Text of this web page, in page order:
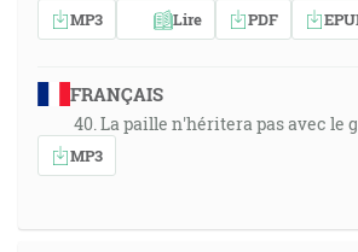
MP3 Lire PDF
FRANÇAIS
40. La paille n'héritera pas avec le
MP3